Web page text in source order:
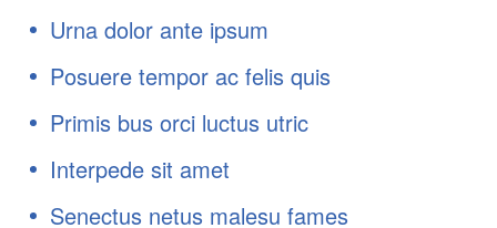
Urna dolor ante ipsum
Posuere tempor ac felis quis
Primis bus orci luctus utric
Interpede sit amet
Senectus netus malesu fames